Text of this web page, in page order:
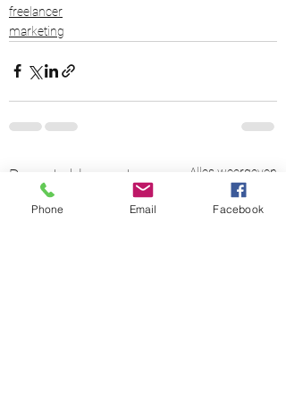
freelancer
marketing
Recente blogposts Alles weergeven
Phone Email Facebook